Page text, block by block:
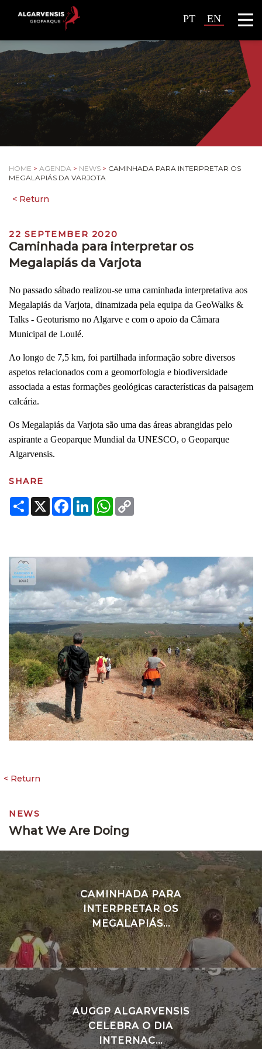
PT EN
HOME > AGENDA > NEWS > CAMINHADA PARA INTERPRETAR OS
MEGALAPIÁS DA VARJOTA
22 SEPTEMBER 2020
Caminhada para interpretar os
Megalapiás da Varjota
No passado sábado realizou-se uma caminhada interpretativa aos
Megalapiás da Varjota, dinamizada pela equipa da GeoWalks &
Talks - Geoturismo no Algarve e com o apoio da Câmara
Municipal de Loulé.
Ao longo de 7,5 km, foi partilhada informação sobre diversos
aspetos relacionados com a geomorfologia e biodiversidade
associada a estas formações geológicas características da paisagem
calcária.
Os Megalapiás da Varjota são uma das áreas abrangidas pelo
aspirante a Geoparque Mundial da UNESCO, o Geoparque
Algarvensis.
SHARE
Share
X Facebook
LinkedInWhatsApp
NEWS
What We Are Doing
CAMINHADA PARA
INTERPRETAR OS
MEGALAPIÁS...
AUGGP ALGARVENSIS
CELEBRA O DIA
INTERNAC...